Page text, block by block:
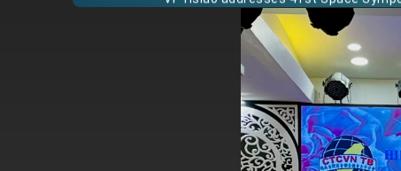
Taiwan’s economic growth is a priority
President Lai’s remarks for Lunar New
President Lai interviewed by AFP
President Lai holds press conference
FM Lin attends Taiwan Panorama